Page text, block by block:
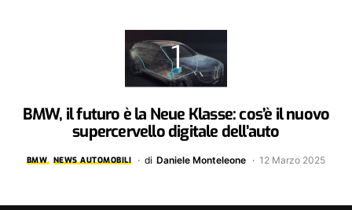
BMW, il futuro è la Neue Klasse: cos’è il nuovo
supercervello digitale dell’auto
BMW NEWS AUTOMOBILI di Daniele Monteleone 12 Marzo 2025